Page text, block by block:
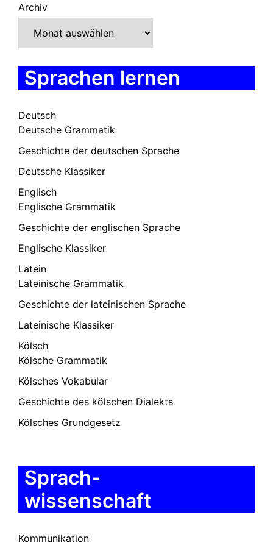
Archiv
Sprachen lernen
Deutsch
Deutsche Grammatik
Geschichte der deutschen Sprache
Deutsche Klassiker
Englisch
Englische Grammatik
Geschichte der englischen Sprache
Englische Klassiker
Latein
Lateinische Grammatik
Geschichte der lateinischen Sprache
Lateinische Klassiker
Kölsch
Kölsche Grammatik
Kölsches Vokabular
Geschichte des kölschen Dialekts
Kölsches Grundgesetz
Sprach-
wissenschaft
Kommunikation